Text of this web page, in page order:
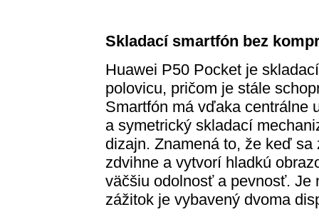
Skladací smartfón bez
Huawei P50 Pocket je
polovicu, pričom je stále
Smartfón má vďaka centrálne
a symetrický skladací
dizajn. Znamená to, že keď
zdvihne a vytvorí hladkú
väčšiu odolnosť a pevnosť. Je
zážitok je vybavený dvoma